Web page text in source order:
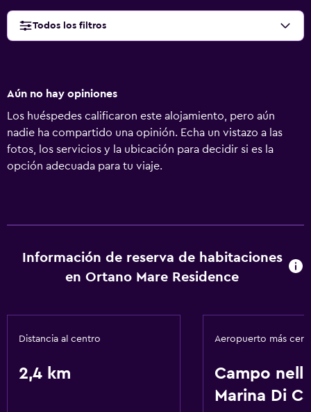
Todos los filtros
Aún no hay opiniones
Los huéspedes calificaron este alojamiento, pero aún
nadie ha compartido una opinión. Echa un vistazo a las
fotos, los servicios y la ubicación para decidir si es la
opción adecuada para tu viaje.
Información de reserva de habitaciones
en Ortano Mare Residence
Distancia al centro
2,4 km
Aeropuerto más
Campo
Marina Di